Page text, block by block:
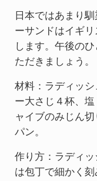
日本ではあまり
ーサンドはイギ
します。午後の
ただきましょう。
材料：ラディッ
ー大さじ４杯、
ャイブのみじん
パン。
作り方：ラディ
は包丁で細かく